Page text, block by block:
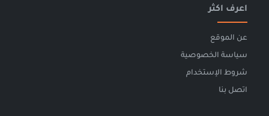
اعرف اكثر
عن الموقع
سياسة الخصوصية
شروط الإستخدام
اتصل بنا